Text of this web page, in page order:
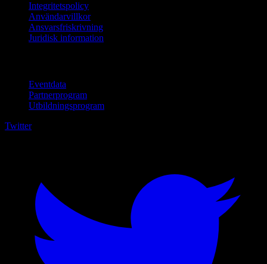
Integritetspolicy
Användarvillkor
Ansvarsfriskrivning
Juridisk information
Eventdata
Partnerprogram
Utbildningsprogram
Twitter